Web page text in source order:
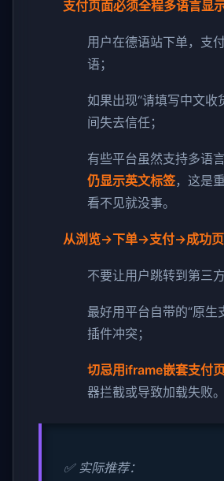
支付页面必须全程多语言显
用户在德语站下单，支
语；
如果出现“请填写中文收
间失去信任；
有些平台虽然支持多语
仍显示英文标签，这是
看不见就没事。
从浏览→下单→支付→成功页
不要让用户跳转到第三
最好用平台自带的“原生
插件冲突；
切忌用iframe嵌套支付
器拦截或导致加载失败。
✅ 实际推荐：